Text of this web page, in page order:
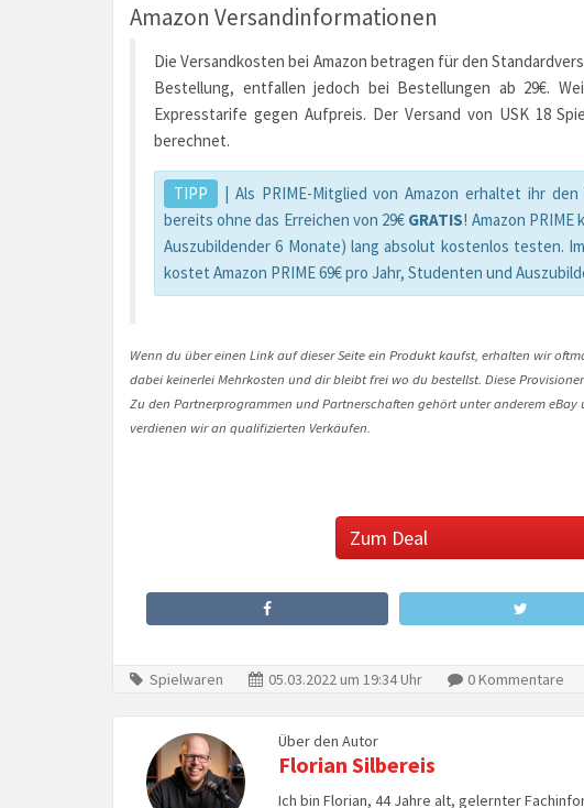
Amazon Versandinformationen
Die Versandkosten bei Amazon betragen für den
Bestellung, entfallen jedoch bei Bestellungen ab 29€.
Expresstarife gegen Aufpreis. Der Versand von USK 18
berechnet.
TIPP
| Als PRIME-Mitglied von Amazon erhaltet ihr
bereits ohne das Erreichen von 29€ GRATIS! Amazon PRIME
Auszubildender 6 Monate) lang absolut kostenlos testen.
kostet Amazon PRIME 69€ pro Jahr, Studenten und
Wenn du über einen Link auf dieser Seite ein Produkt kaufst, erhalten wir
dabei keinerlei Mehrkosten und dir bleibt frei wo du bestellst. Diese
Zu den Partnerprogrammen und Partnerschaften gehört unter anderem eBay
verdienen wir an qualifizierten Verkäufen.
Zum Deal
Spielwaren 05.03.2022 um 19:34 Uhr 0 Kommentare
Über den Autor
Florian Silbereis
Ich bin Florian, 44 Jahre alt, gelernter